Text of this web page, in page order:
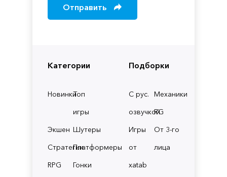
Категории
НовинкиТоп
игры
Экшен Шутеры
СтратегииПлатформеры
RPG
Гонки
Подборки
С рус.
озвучкой
Механики
RG
Игры
от
xatab
От 3-го
лица
Отправить